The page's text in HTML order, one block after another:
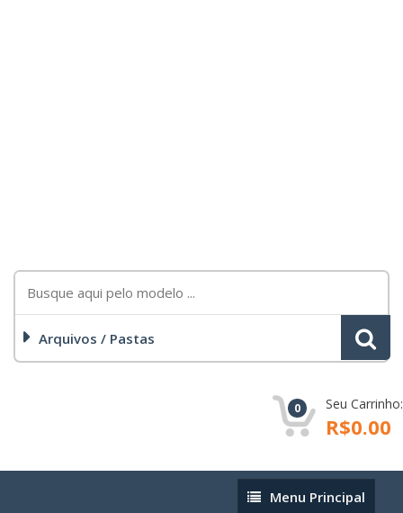
Arquivos / Pastas
0 Seu Carrinho:
R$0.00
MenuMenu Principal